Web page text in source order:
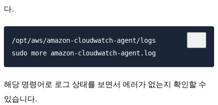
다.
/opt/aws/amazon-cloudwatch-agent/logs
해당 명령어로 로그 상태를 보면서 에러가 없는지 확인할 수
있습니다.